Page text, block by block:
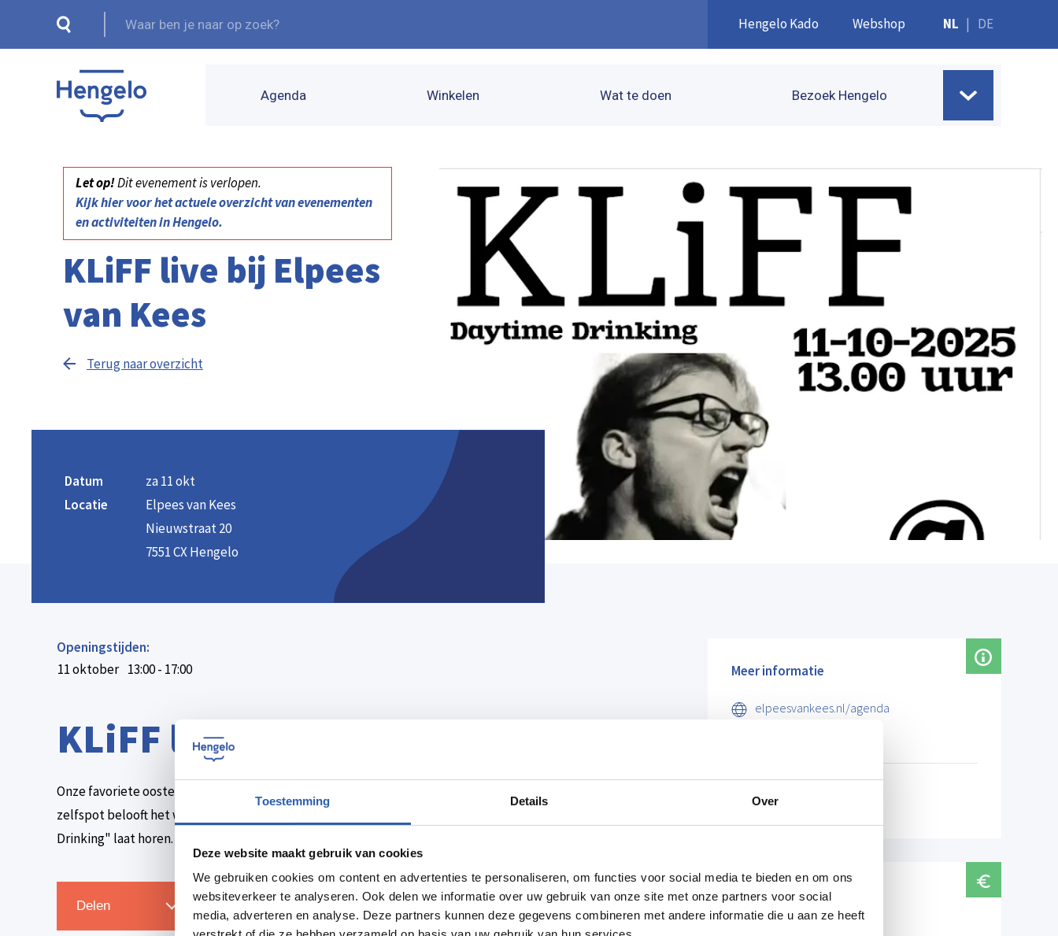
Toestemming Details Over
Deze website maakt gebruik van cookies
We gebruiken cookies om content en advertenties te personaliseren, om functies voor social media te bieden en om ons
websiteverkeer te analyseren. Ook delen we informatie over uw gebruik van onze site met onze partners voor social
media, adverteren en analyse. Deze partners kunnen deze gegevens combineren met andere informatie die u aan ze heeft
Hengelo Kado Webshop NL | DE
Agenda Winkelen Wat te doen Bezoek Hengelo
Let op!Dit evenement is verlopen.
Kijk hier voor het actuele overzicht van evenementen
en activiteiten in Hengelo.
KLiFF live bij Elpees
van Kees
Terug naar overzicht
Datum
za 11 okt
Locatie
Elpees van Kees
Nieuwstraat 20
7551 CX Hengelo
Openingstijden:
11 oktober 13:00 - 17:00
KLiFF live bij Elpees van Kees
Onze favoriete oosterbuur komt vandaag live spelen bij Elpees van Kees. Met zijn humor en
zelfspot belooft het weer een leuke middag te worden vooral als hij zijn zomerhit "Daytime
Drinking" laat horen.
Delen Zet in agenda Routebeschrijving
Meer informatie
elpeesvankees.nl/agenda
Prijzen